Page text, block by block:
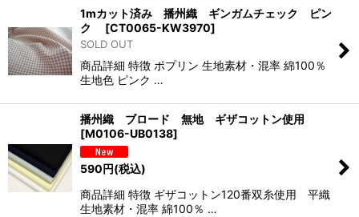
1mカット済み 播州織 ギンガムチェック ピン
ク
[CT0065-KW3970]
SOLD OUT
商品詳細 特徴 ポプリン 生地素材・混率 綿100％
生地色 ピンク …
播州織 ブロード 無地 ギザコットン使用
[M0106-UB0138]
590円(税込)
商品詳細 特徴 ギザコットン120番双糸使用 平織
生地素材・混率 綿100％ …